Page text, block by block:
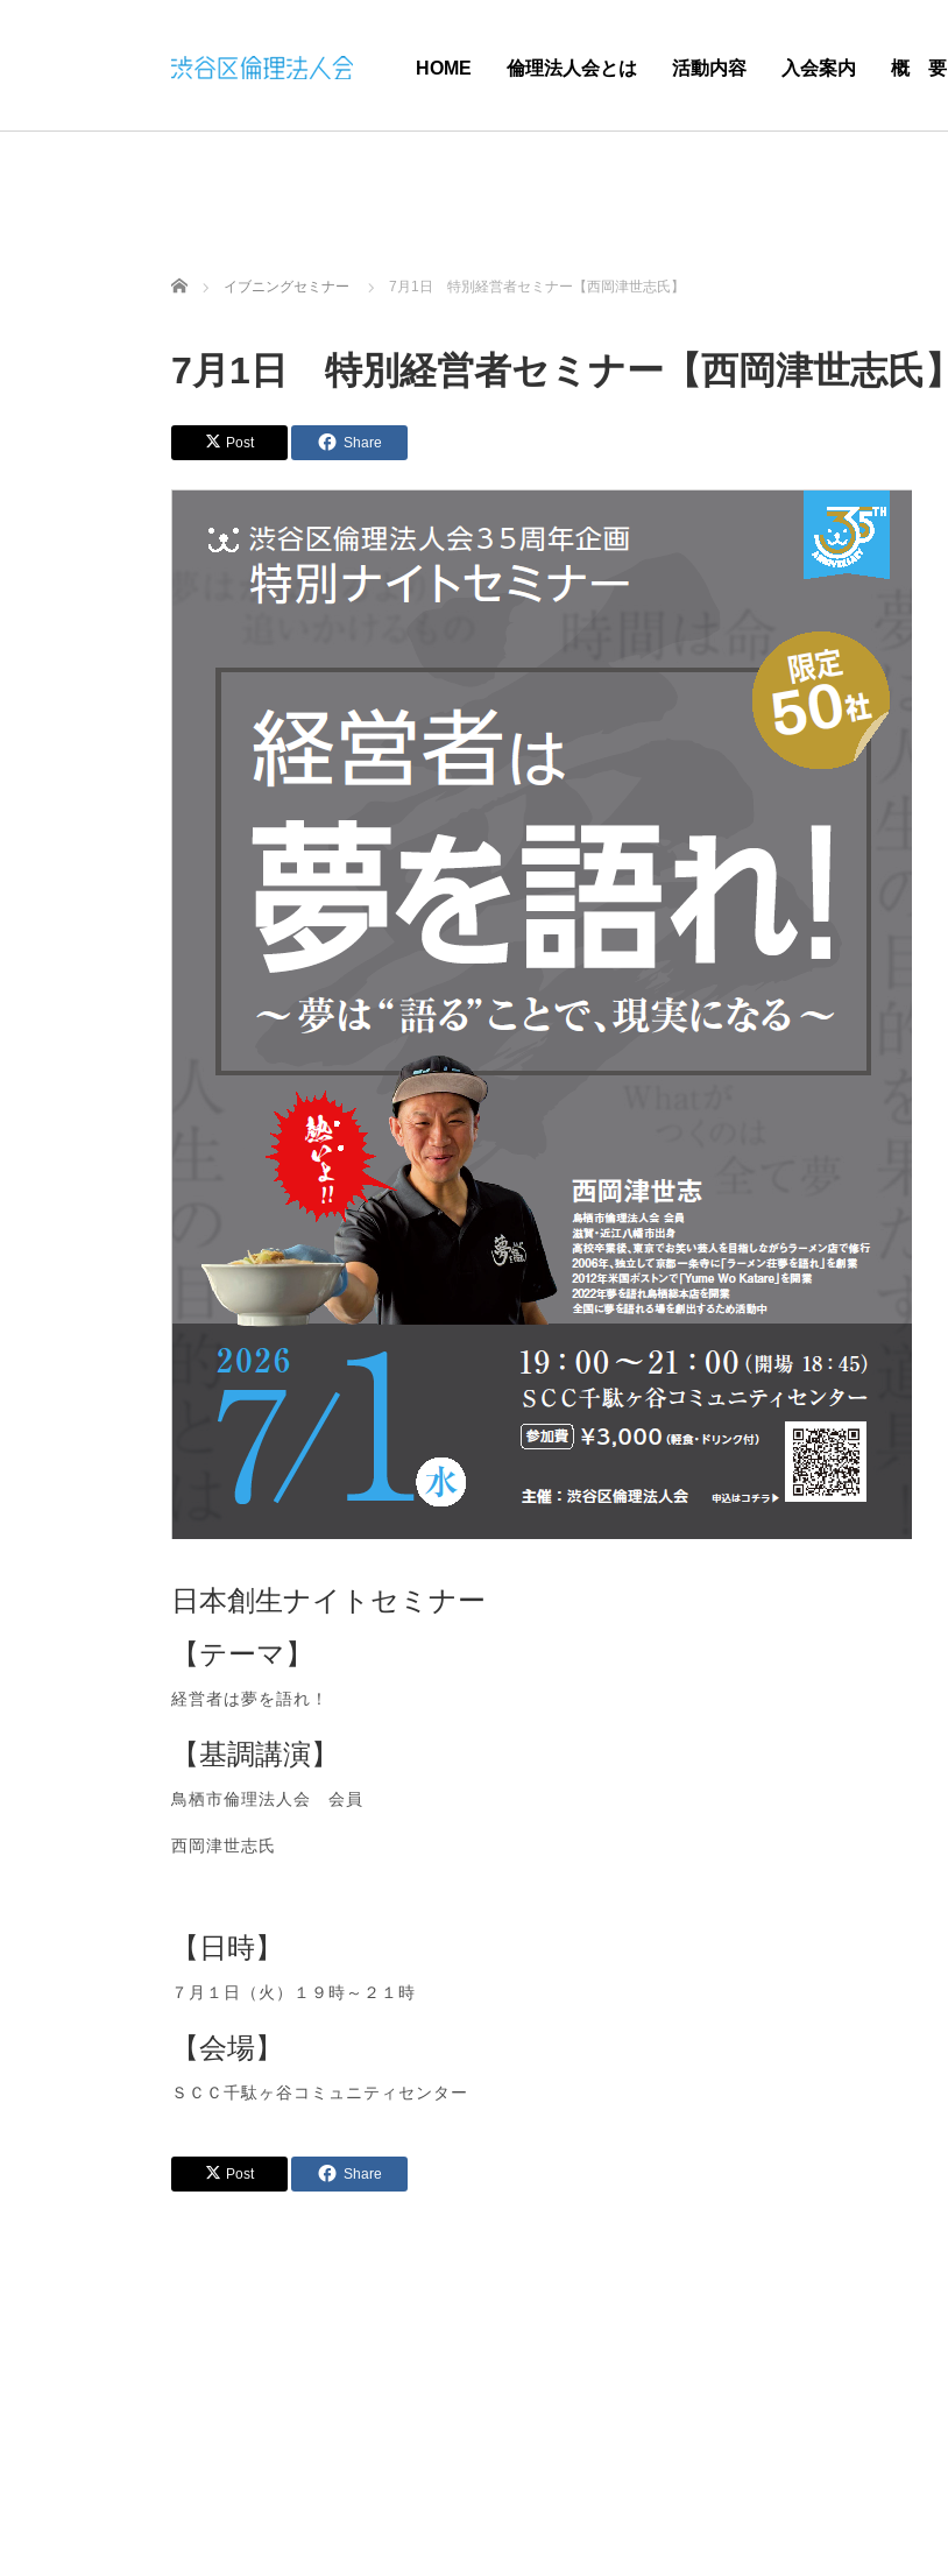
HOME 倫理法人会とは 活動内容 入会案内 概 要
ホーム イブニングセミナー 7月1日 特別経営者セミナー【西岡津世志氏】
7月1日 特別経営者セミナー【西岡津世志氏】
Post Share
日本創生ナイトセミナー
【テーマ】
経営者は夢を語れ！
【基調講演】
鳥栖市倫理法人会 会員
西岡津世志氏
【日時】
７月１日（火）１９時～２１時
【会場】
ＳＣＣ千駄ヶ谷コミュニティセンター
Post Share